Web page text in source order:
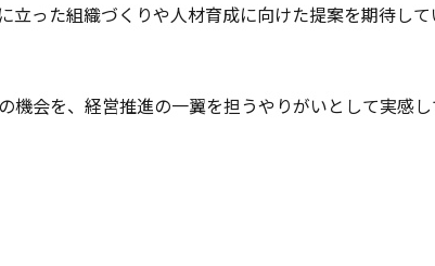
った組織づくりや人材育成に向けた提案を期待して
会を、経営推進の一翼を担うやりがいとして実感